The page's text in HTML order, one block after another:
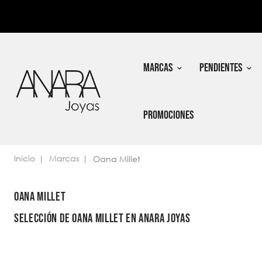
MARCAS PENDIENTES
PROMOCIONES
Inicio Marcas Oana Millet
OANA MILLET
SELECCIÓN DE OANA MILLET EN ANARA JOYAS